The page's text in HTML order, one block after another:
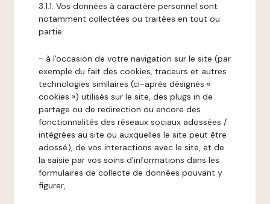
3.1.1. Vos données à caractère personnel sont
notamment collectées ou traitées en tout ou
partie:
- à l'occasion de votre navigation sur le site (par
exemple du fait des cookies, traceurs et autres
technologies similaires (ci-après désignés «
cookies ») utilisés sur le site, des plugs in de
partage ou de redirection ou encore des
fonctionnalités des réseaux sociaux adossées /
intégrées au site ou auxquelles le site peut être
adossé), de vos interactions avec le site, et de
la saisie par vos soins d'informations dans les
formulaires de collecte de données pouvant y
figurer,